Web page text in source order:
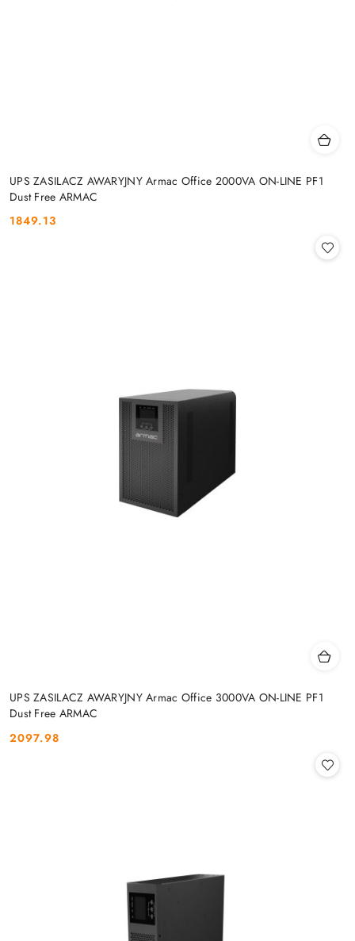
UPS ZASILACZ AWARYJNY Armac Office 2000VA ON-LINE PF1
Dust Free ARMAC
Cena:
1849.13
UPS ZASILACZ AWARYJNY Armac Office 3000VA ON-LINE PF1
Dust Free ARMAC
Cena:
2097.98